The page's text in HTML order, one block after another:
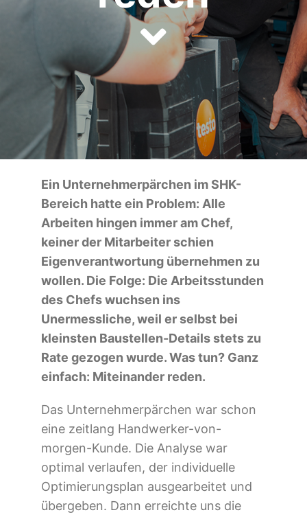
Ein Unternehmerpärchen im SHK-
Bereich hatte ein Problem: Alle
Arbeiten hingen immer am Chef,
keiner der Mitarbeiter schien
Eigenverantwortung übernehmen zu
wollen. Die Folge: Die Arbeitsstunden
des Chefs wuchsen ins
Unermessliche, weil er selbst bei
kleinsten Baustellen-Details stets zu
Rate gezogen wurde. Was tun? Ganz
einfach: Miteinander reden.
Das Unternehmerpärchen war schon
eine zeitlang Handwerker-von-
morgen-Kunde. Die Analyse war
optimal verlaufen, der individuelle
Optimierungsplan ausgearbeitet und
übergeben. Dann erreichte uns die